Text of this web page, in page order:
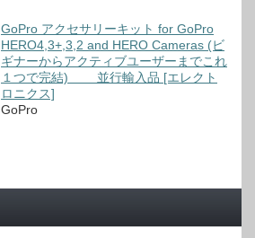
GoPro アクセサリーキット for GoPro
HERO4,3+,3,2 and HERO Cameras (ビ
ギナーからアクティブユーザーまでこれ
１つで完結) 並行輸入品 [エレクト
ロニクス]
GoPro